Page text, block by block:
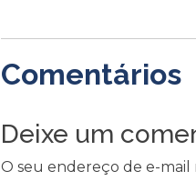
Comentários
Deixe um
O seu endereço de e-mail